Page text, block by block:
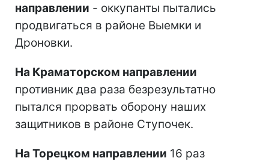
направлении - оккупанты пытались
продвигаться в районе Выемки и
Дроновки.
На Краматорском направлении
противник два раза безрезультатно
пытался прорвать оборону наших
защитников в районе Ступочек.
На Торецком направлении 16 раз